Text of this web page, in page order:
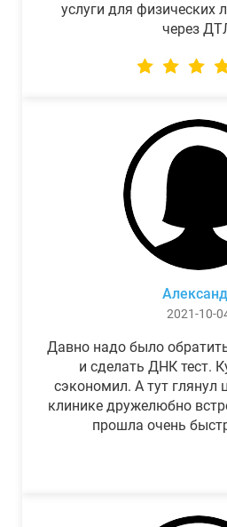
услуги для физических
через
2021-10-
Давно надо было
и сделать ДНК тест.
сэкономил. А тут глянул
клинике дружелюбно
прошла очень